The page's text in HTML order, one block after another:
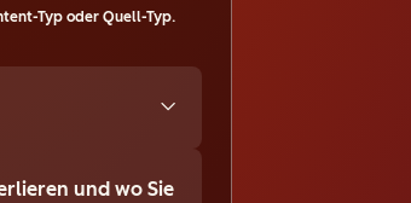
Typ oder Quell-Typ.
und wo Sie